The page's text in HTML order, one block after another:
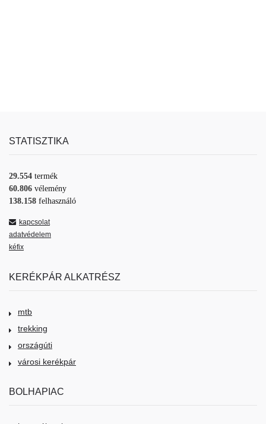
STATISZTIKA
29.554 termék
60.806 vélemény
138.158 felhasználó
kapcsolat
adatvédelem
kéfix
KERÉKPÁR ALKATRÉSZ
mtb
trekking
országúti
városi kerékpár
BOLHAPIAC